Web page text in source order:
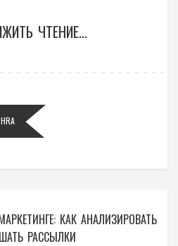
ЧТЕНИЕ...
КАК АНАЛИЗИРОВАТЬ
РАССЫЛКИ